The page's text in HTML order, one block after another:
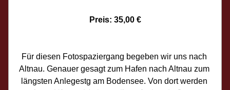
Preis: 35,00 €
Für diesen Fotospaziergang begeben wir uns nach
Altnau. Genauer gesagt zum Hafen nach Altnau zum
längsten Anlegestg am Bodensee. Von dort werden